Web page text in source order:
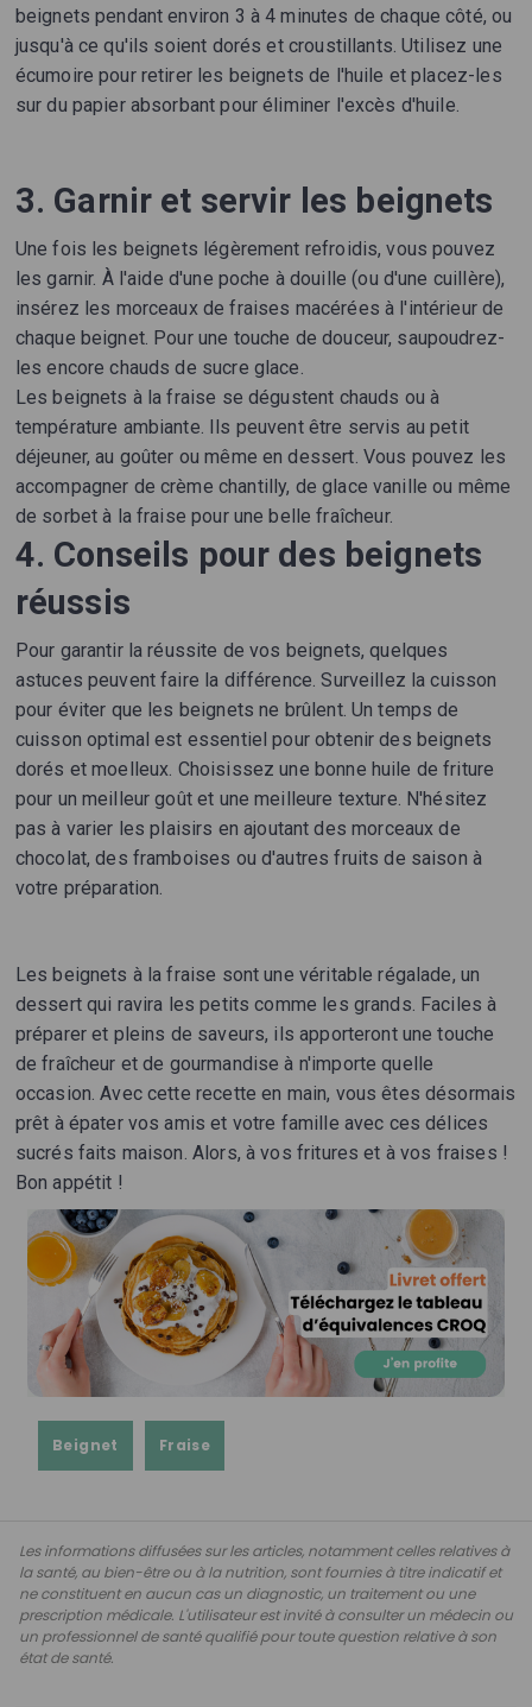
beignets pendant environ 3 à 4 minutes de chaque côté, ou
jusqu'à ce qu'ils soient dorés et croustillants. Utilisez une
écumoire pour retirer les beignets de l'huile et placez-les
sur du papier absorbant pour éliminer l'excès d'huile.
3. Garnir et servir les beignets
Une fois les beignets légèrement refroidis, vous pouvez
les garnir. À l'aide d'une poche à douille (ou d'une cuillère),
insérez les morceaux de fraises macérées à l'intérieur de
chaque beignet. Pour une touche de douceur, saupoudrez-
les encore chauds de sucre glace.
Les beignets à la fraise se dégustent chauds ou à
température ambiante. Ils peuvent être servis au petit
déjeuner, au goûter ou même en dessert. Vous pouvez les
accompagner de crème chantilly, de glace vanille ou même
de sorbet à la fraise pour une belle fraîcheur.
4. Conseils pour des beignets
réussis
Pour garantir la réussite de vos beignets, quelques
astuces peuvent faire la différence. Surveillez la cuisson
pour éviter que les beignets ne brûlent. Un temps de
cuisson optimal est essentiel pour obtenir des beignets
dorés et moelleux. Choisissez une bonne huile de friture
pour un meilleur goût et une meilleure texture. N'hésitez
pas à varier les plaisirs en ajoutant des morceaux de
chocolat, des framboises ou d'autres fruits de saison à
votre préparation.
Les beignets à la fraise sont une véritable régalade, un
dessert qui ravira les petits comme les grands. Faciles à
préparer et pleins de saveurs, ils apporteront une touche
de fraîcheur et de gourmandise à n'importe quelle
occasion. Avec cette recette en main, vous êtes désormais
prêt à épater vos amis et votre famille avec ces délices
sucrés faits maison. Alors, à vos fritures et à vos fraises !
Bon appétit !
Beignet Fraise
Les informations diffusées sur les articles, notamment celles relatives à
la santé, au bien-être ou à la nutrition, sont fournies à titre indicatif et
ne constituent en aucun cas un diagnostic, un traitement ou une
prescription médicale. L'utilisateur est invité à consulter un médecin ou
un professionnel de santé qualifié pour toute question relative à son
état de santé.